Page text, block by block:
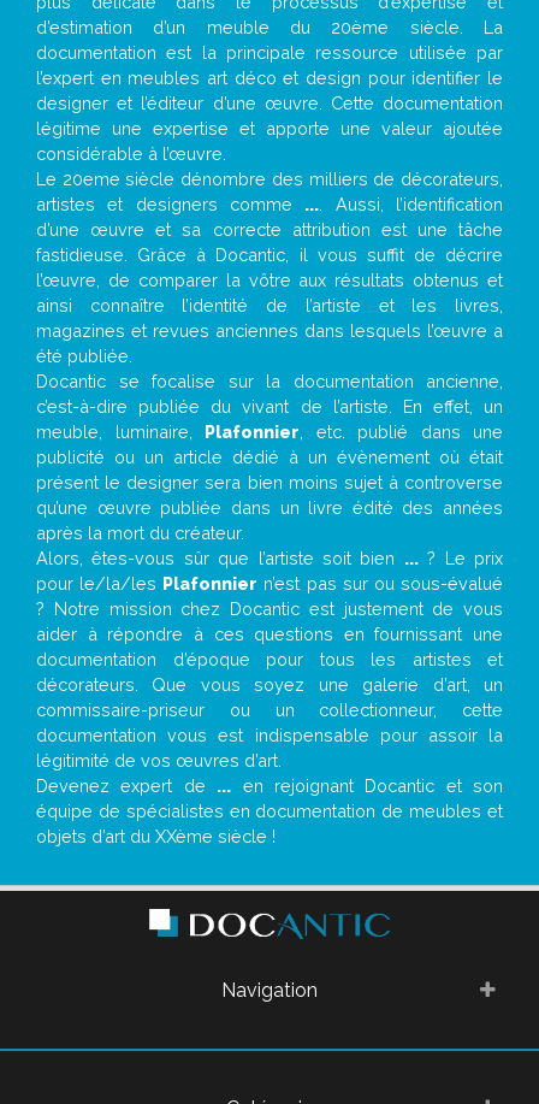
d’estimation d’un meuble du 20ème siècle. La
documentation est la principale ressource utilisée par
l’expert en meubles art déco et design pour identifier le
designer et l’éditeur d’une œuvre. Cette documentation
légitime une expertise et apporte une valeur ajoutée
considérable à l’œuvre.
Le 20eme siècle dénombre des milliers de décorateurs,
artistes et designers comme ... . Aussi, l’identification
d’une œuvre et sa correcte attribution est une tâche
fastidieuse. Grâce à Docantic, il vous suffit de décrire
l’œuvre, de comparer la vôtre aux résultats obtenus et
ainsi connaître l’identité de l’artiste et les livres,
magazines et revues anciennes dans lesquels l’œuvre a
été publiée.
Docantic se focalise sur la documentation ancienne,
c’est-à-dire publiée du vivant de l’artiste. En effet, un
meuble, luminaire, Plafonnier , etc. publié dans une
publicité ou un article dédié à un évènement où était
présent le designer sera bien moins sujet à controverse
qu’une œuvre publiée dans un livre édité des années
après la mort du créateur.
Alors, êtes-vous sûr que l’artiste soit bien ...? Le prix
pour le/la/les Plafonnier n’est pas sur ou sous-évalué
? Notre mission chez Docantic est justement de vous
aider à répondre à ces questions en fournissant une
documentation d’époque pour tous les artistes et
décorateurs. Que vous soyez une galerie d’art, un
commissaire-priseur ou un collectionneur, cette
documentation vous est indispensable pour assoir la
légitimité de vos œuvres d’art.
Devenez expert de ... en rejoignant Docantic et son
équipe de spécialistes en documentation de meubles et
objets d’art du XXème siècle !
Navigation